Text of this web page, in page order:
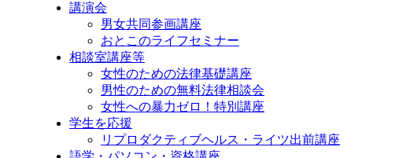
講演会
男女共同参画講座
おとこのライフセミナー
相談室講座等
女性のための法律基礎講座
男性のための無料法律相談会
女性への暴力ゼロ！特別講座
学生を応援
リプロダクティブヘルス・ライツ出前講座